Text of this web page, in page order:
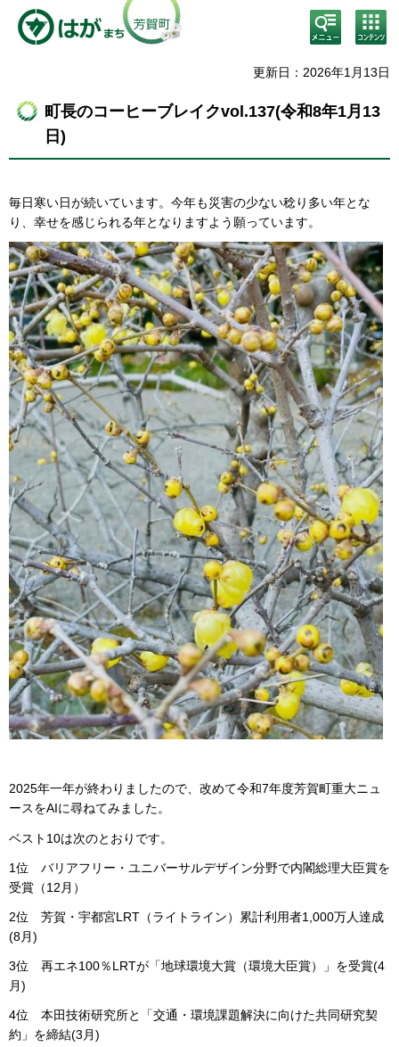
検
索・
メニ
コン
テン
ニュ
更新日：2026年1月13日
町長のコーヒーブレイクvol.137(令和8年1月13
日)
毎日寒い日が続いています。今年も災害の少ない稔り多い年とな
り、幸せを感じられる年となりますよう願っています。
2025年一年が終わりましたので、改めて令和7年度芳賀町重大ニュ
ースをAIに尋ねてみました。
ベスト10は次のとおりです。
1位 バリアフリー・ユニバーサルデザイン分野で内閣総理大臣賞を
受賞（12月）
2位 芳賀・宇都宮LRT（ライトライン）累計利用者1,000万人達成
(8月)
3位 再エネ100％LRTが「地球環境大賞（環境大臣賞）」を受賞(4
月)
4位 本田技術研究所と「交通・環境課題解決に向けた共同研究契
約」を締結(3月)